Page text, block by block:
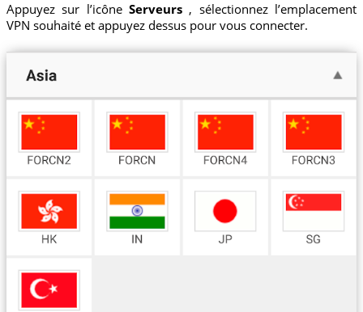
Appuyez sur l’icône Serveurs , sélectionnez l’emplacement
VPN souhaité et appuyez dessus pour vous connecter.